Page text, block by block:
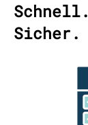
Schnell.
Sicher.